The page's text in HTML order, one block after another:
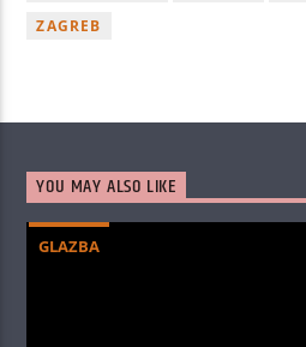
ZAGREB
YOU MAY ALSO LIKE
GLAZBA